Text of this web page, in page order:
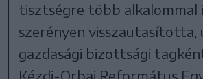
tisztségre több alkalommal
szerényen visszautasította,
gazdasági bizottsági
Kézdi-Orbai Református